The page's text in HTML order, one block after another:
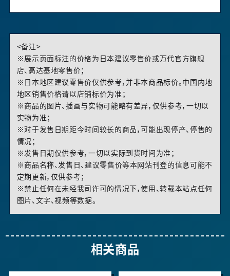
<备注>
※展示页面标注的价格为日本建议零售价或万代官方旗舰
店、高达基地零售价；
※日本地区建议零售价仅供参考，并非本商品标价。中国内地
地区销售价格请以店铺标价为准；
※商品的图片、插画与实物可能略有差异，仅供参考，一切以
实物为准；
※对于发售日期距今时间较长的商品，可能出现停产、停售的
情况；
※发售日期仅供参考，一切以实际到货时间为准；
※商品名称、发售日、建议零售价等本网站刊登的信息可能不
定期更新，仅供参考；
※禁止任何在未经我司许可的情况下，使用、转载本站点任何
图片、文字、视频等数据。
相关商品